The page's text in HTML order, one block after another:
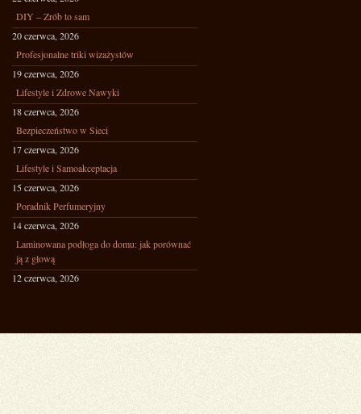
DIY – Zrób to sam
20 czerwca, 2026
Profesjonalne triki wizażystów
19 czerwca, 2026
Lifestyle i Zdrowe Nawyki
18 czerwca, 2026
Bezpieczeństwo w Sieci
17 czerwca, 2026
Lifestyle i Samoakceptacja
15 czerwca, 2026
Poradnik Perfumeryjny
14 czerwca, 2026
Laminowana podłoga do domu: jak porównać
ją z głową
12 czerwca, 2026